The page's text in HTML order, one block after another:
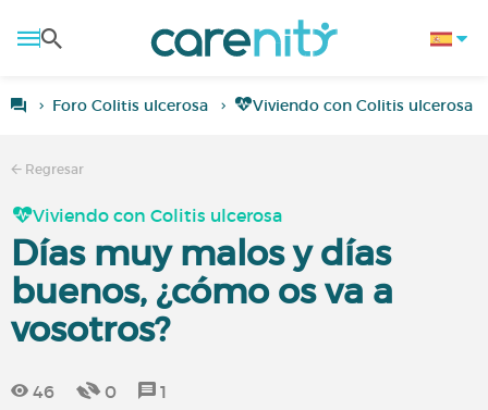
Foro Colitis ulcerosa Viviendo con Colitis ulcerosa
Regresar
Viviendo con Colitis ulcerosa
Días muy malos y días
buenos, ¿cómo os va a
vosotros?
46 0 1